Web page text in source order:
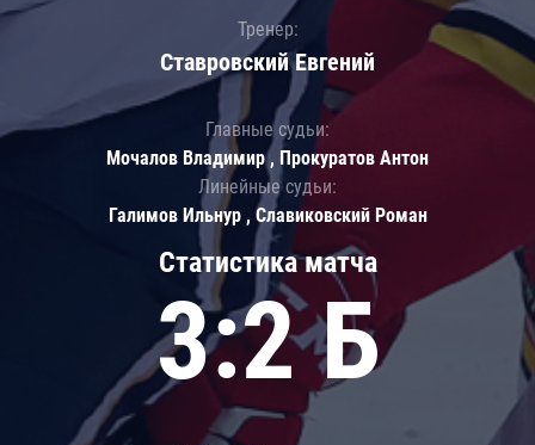
Статистика матча
3:2 Б
Тренер:
Ставровский Евгений
Главные судьи:
Мочалов Владимир , Прокуратов Антон
Линейные судьи:
Галимов Ильнур , Славиковский Роман